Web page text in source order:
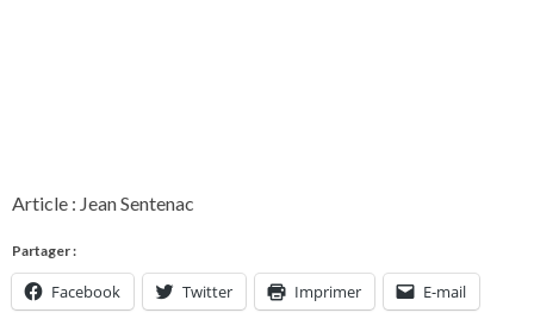
Article : Jean Sentenac
Partager :
Facebook Twitter Imprimer E-mail